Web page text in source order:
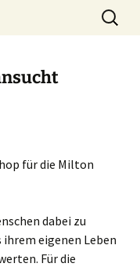
Suche
nach:
für die Milton
dabei zu
eigenen Leben
Für die